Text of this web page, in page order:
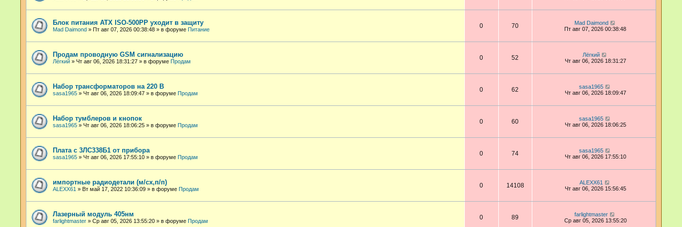
Блок питания ATX ISO-500PP уходит в защиту
Mad Daimond » Пт авг 07, 2026 00:38:48 » в форуме Питание
0 70
Mad Daimond
Пт авг 07, 2026 00:38:48
Продам проводную GSM сигнализацию
Лёгкий » Чт авг 06, 2026 18:31:27 » в форуме Продам
0 52
Лёгкий
Чт авг 06, 2026 18:31:27
Набор трансформаторов на 220 В
sasa1965 » Чт авг 06, 2026 18:09:47 » в форуме Продам
0 62
sasa1965
Чт авг 06, 2026 18:09:47
Набор тумблеров и кнопок
sasa1965 » Чт авг 06, 2026 18:06:25 » в форуме Продам
0 60
sasa1965
Чт авг 06, 2026 18:06:25
Плата с 3ЛС338Б1 от прибора
sasa1965 » Чт авг 06, 2026 17:55:10 » в форуме Продам
0 74
sasa1965
Чт авг 06, 2026 17:55:10
импортные радиодетали (м/сх,п/п)
ALEXX61 » Вт май 17, 2022 10:36:09 » в форуме Продам
0 14108
ALEXX61
Чт авг 06, 2026 15:56:45
Лазерный модуль 405нм
farlightmaster » Ср авг 05, 2026 13:55:20 » в форуме Продам
0 89
farlightmaster
Ср авг 05, 2026 13:55:20